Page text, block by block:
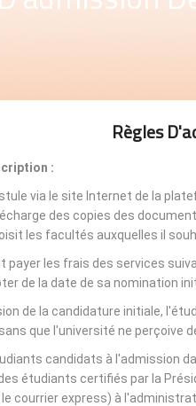
Règles
:
via le site Internet de la
des copies des
les facultés auxquelles il
payer les frais des services
de la date de sa nomination
de la candidature initiale,
que l'université ne perçoive
candidats à l'admission
étudiants certifiés par la
courrier express) à